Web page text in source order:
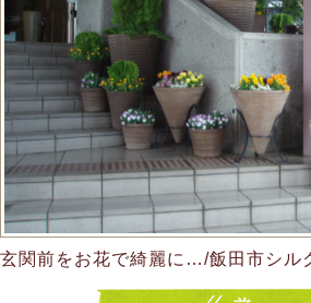
玄関前をお花で綺麗に…/飯田市シル